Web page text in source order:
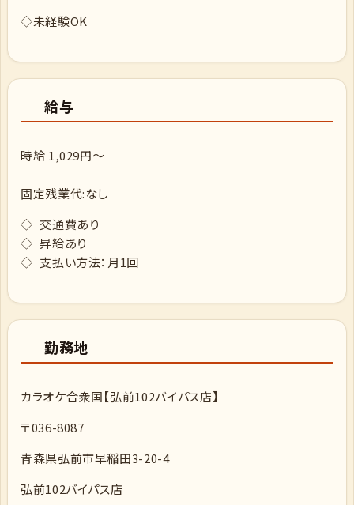
◇未経験OK
給与
時給 1,029円～
固定残業代:なし
◇ 交通費あり
◇ 昇給あり
◇ 支払い方法：月1回
勤務地
カラオケ合衆国【弘前102バイパス店】
〒036-8087
青森県弘前市早稲田3-20-4
弘前102バイパス店